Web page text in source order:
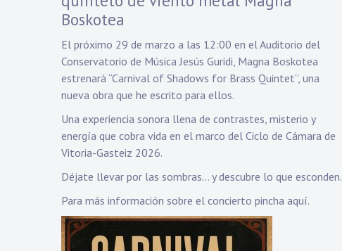
Boskotea
El próximo 29 de marzo a las 12:00 en el Auditorio del
Conservatorio de Música Jesús Guridi, Magna Boskotea
estrenará “Carnival of Shadows for Brass Quintet”, una
nueva obra que he escrito para ellos.
Una experiencia sonora llena de contrastes, misterio y
energía que cobra vida en el marco del Ciclo de Cámara de
Vitoria-Gasteiz 2026.
Déjate llevar por las sombras… y descubre lo que esconden.
Para más información sobre el concierto pincha aquí.